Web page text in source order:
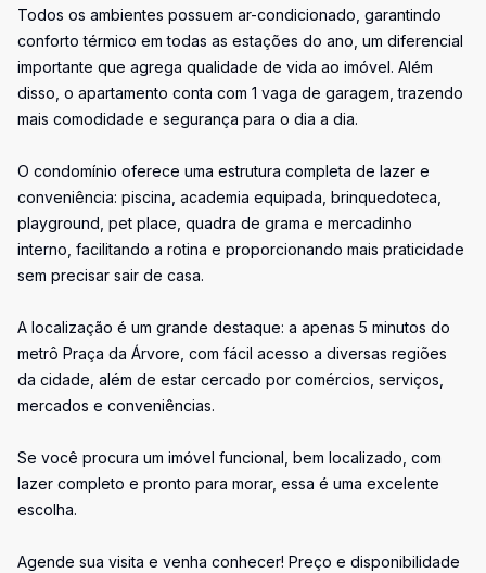
Todos os ambientes possuem ar-condicionado, garantindo
conforto térmico em todas as estações do ano, um diferencial
importante que agrega qualidade de vida ao imóvel. Além
disso, o apartamento conta com 1 vaga de garagem, trazendo
mais comodidade e segurança para o dia a dia.
O condomínio oferece uma estrutura completa de lazer e
conveniência: piscina, academia equipada, brinquedoteca,
playground, pet place, quadra de grama e mercadinho
interno, facilitando a rotina e proporcionando mais praticidade
sem precisar sair de casa.
A localização é um grande destaque: a apenas 5 minutos do
metrô Praça da Árvore, com fácil acesso a diversas regiões
da cidade, além de estar cercado por comércios, serviços,
mercados e conveniências.
Se você procura um imóvel funcional, bem localizado, com
lazer completo e pronto para morar, essa é uma excelente
escolha.
Agende sua visita e venha conhecer! Preço e disponibilidade